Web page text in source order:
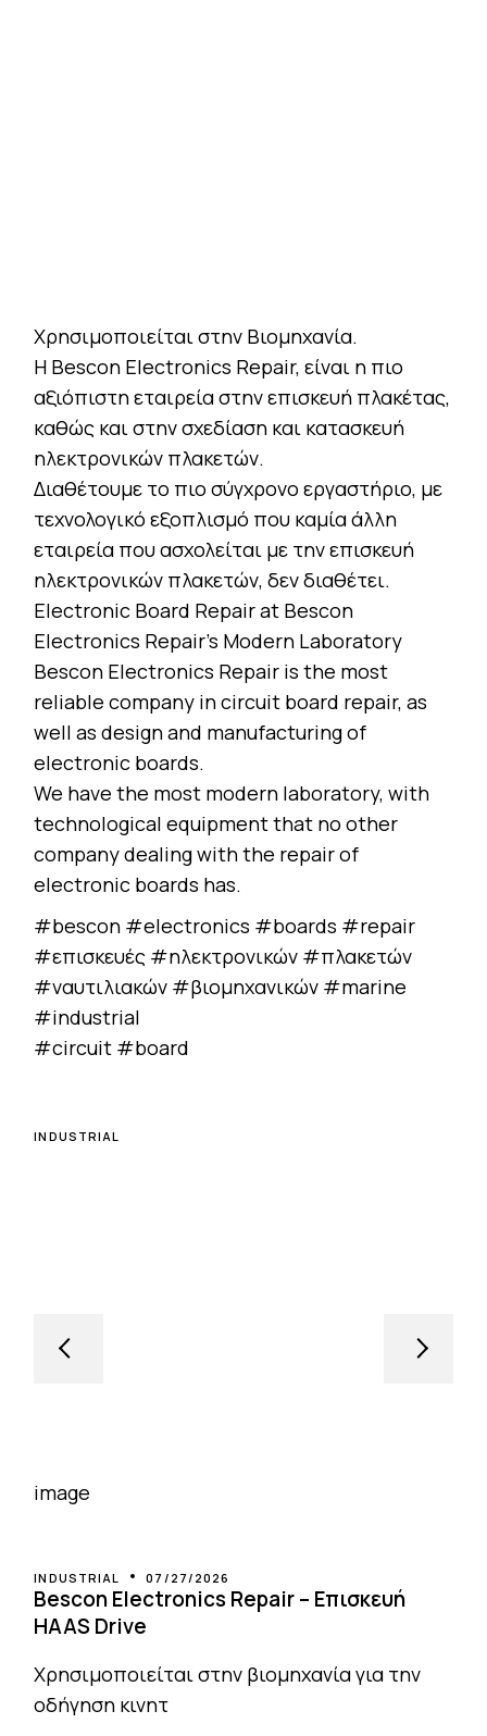
Χρησιμοποιείται στην Βιομηχανία.
Η Bescon Electronics Repair, είναι η πιο
αξιόπιστη εταιρεία στην επισκευή πλακέτας,
καθώς και στην σχεδίαση και κατασκευή
ηλεκτρονικών πλακετών.
Διαθέτουμε το πιο σύγχρονο εργαστήριο, με
τεχνολογικό εξοπλισμό που καμία άλλη
εταιρεία που ασχολείται με την επισκευή
ηλεκτρονικών πλακετών, δεν διαθέτει.
Electronic Board Repair at Bescon
Electronics Repair’s Modern Laboratory
Bescon Electronics Repair is the most
reliable company in circuit board repair, as
well as design and manufacturing of
electronic boards.
We have the most modern laboratory, with
technological equipment that no other
company dealing with the repair of
electronic boards has.
#bescon #electronics #boards #repair
#επισκευές #ηλεκτρονικών #πλακετών
#ναυτιλιακών #βιομηχανικών #marine
#industrial
#circuit #board
INDUSTRIAL
INDUSTRIAL 07/27/2026
Bescon Electronics Repair – Επισκευή
HAAS Drive
Χρησιμοποιείται στην βιομηχανία για την
οδήγηση κινητ